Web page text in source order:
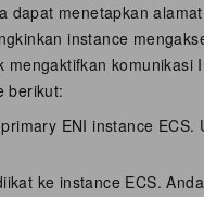
dapat menetapkan
instance
komunikasi
berikut:
ENI instance
ke instance ECS.